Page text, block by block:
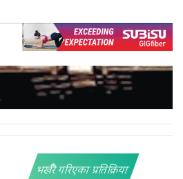
भर्खरै गरिएका प्रतिक्रिया